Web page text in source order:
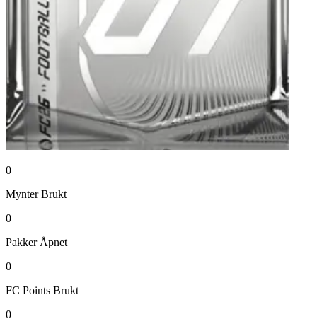
0
Mynter Brukt
0
Pakker Åpnet
0
FC Points Brukt
0